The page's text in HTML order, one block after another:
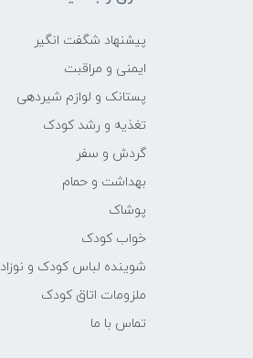
پیشنهاد شگفت انگیر
ایمنی و مراقبت
پستانک و لوازم شیردهی
تغذیه و رشد کودک
گردش و سفر
بهداشت و حمام
پوشاک
خواب کودک
شوینده لباس کودک و نوزاد
ملزومات اتاق کودک
تماس با ما